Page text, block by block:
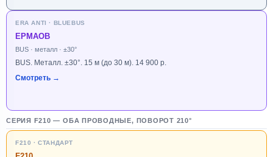
ERA ANTI · BLUEBUS
EPMAOB
BUS · металл · ±30°
BUS. Металл. ±30°. 15 м (до 30 м). 14 900 р.
Смотреть →
СЕРИЯ F210 — ОБА ПРОВОДНЫЕ, ПОВОРОТ 210°
F210 · СТАНДАРТ